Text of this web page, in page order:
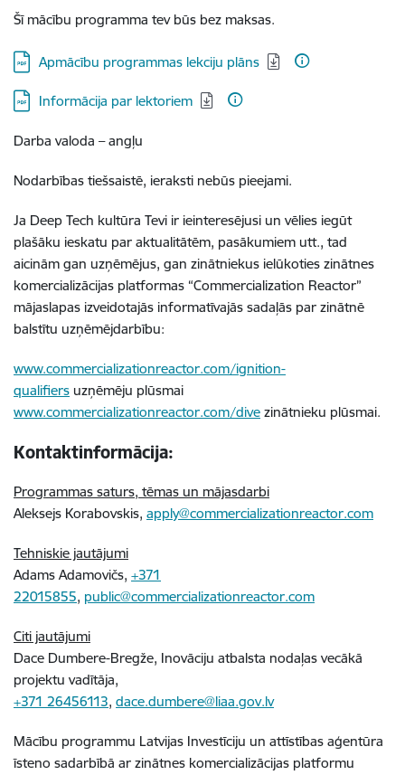
Šī mācību programma tev būs bez maksas.
Lejupielādēt:
Apmācību programmas lekciju plāns
Lejupielādēt:
Informācija par lektoriem
Darba valoda – angļu
Nodarbības tiešsaistē, ieraksti nebūs pieejami.
Ja Deep Tech kultūra Tevi ir ieinteresējusi un vēlies iegūt
plašāku ieskatu par aktualitātēm, pasākumiem utt., tad
aicinām gan uzņēmējus, gan zinātniekus ielūkoties zinātnes
komercializācijas platformas “Commercialization Reactor”
mājaslapas izveidotajās informatīvajās sadaļās par zinātnē
balstītu uzņēmējdarbību:
www.commercializationreactor.com/ignition-
qualifiers uzņēmēju plūsmai
www.commercializationreactor.com/dive zinātnieku plūsmai.
Kontaktinformācija:
Programmas saturs, tēmas un mājasdarbi
Aleksejs Korabovskis, apply@commercializationreactor.com
Tehniskie jautājumi
Adams Adamovičs, +371
22015855, public@commercializationreactor.com
Citi jautājumi
Dace Dumbere-Bregže, Inovāciju atbalsta nodaļas vecākā
projektu vadītāja,
+371 26456113, dace.dumbere@liaa.gov.lv
Mācību programmu Latvijas Investīciju un attīstības aģentūra
īsteno sadarbībā ar zinātnes komercializācijas platformu